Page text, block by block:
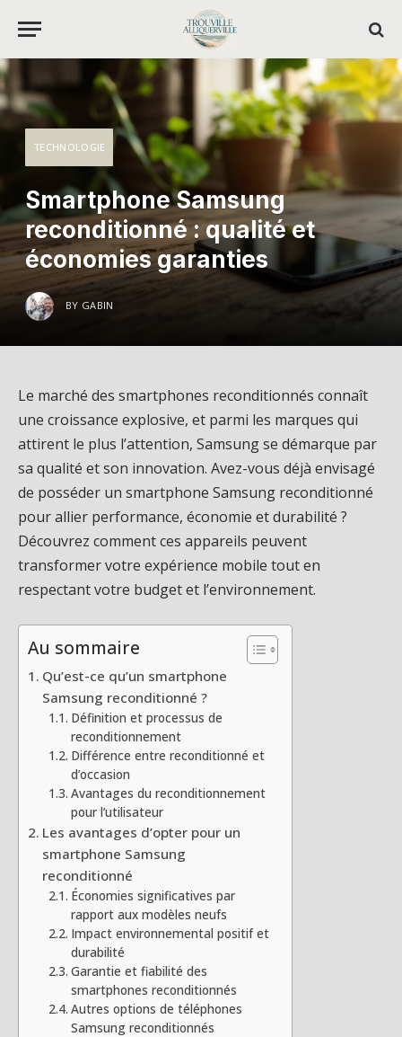
TECHNOLOGIE
Smartphone Samsung
reconditionné : qualité et
économies garanties
BY GABIN
Le marché des smartphones reconditionnés connaît
une croissance explosive, et parmi les marques qui
attirent le plus l’attention, Samsung se démarque par
sa qualité et son innovation. Avez-vous déjà envisagé
de posséder un smartphone Samsung reconditionné
pour allier performance, économie et durabilité ?
Découvrez comment ces appareils peuvent
transformer votre expérience mobile tout en
respectant votre budget et l’environnement.
Au sommaire
Qu’est-ce qu’un smartphone
Samsung reconditionné ?
Définition et processus de
reconditionnement
Différence entre reconditionné et
d’occasion
Avantages du reconditionnement
pour l’utilisateur
Les avantages d’opter pour un
smartphone Samsung
reconditionné
Économies significatives par
rapport aux modèles neufs
Impact environnemental positif et
durabilité
Garantie et fiabilité des
smartphones reconditionnés
Autres options de téléphones
Samsung reconditionnés